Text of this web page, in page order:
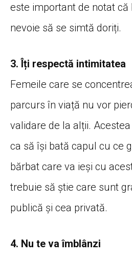
este important de notat că
nevoie să se simtă doriți.
3. Îți respectă intimitatea
Femeile care se
parcurs în viață nu vor
validare de la alții.
ca să își bată capul cu ce
bărbat care va ieși cu
trebuie să știe care sunt
publică și cea privată.
4. Nu te va îmblânzi